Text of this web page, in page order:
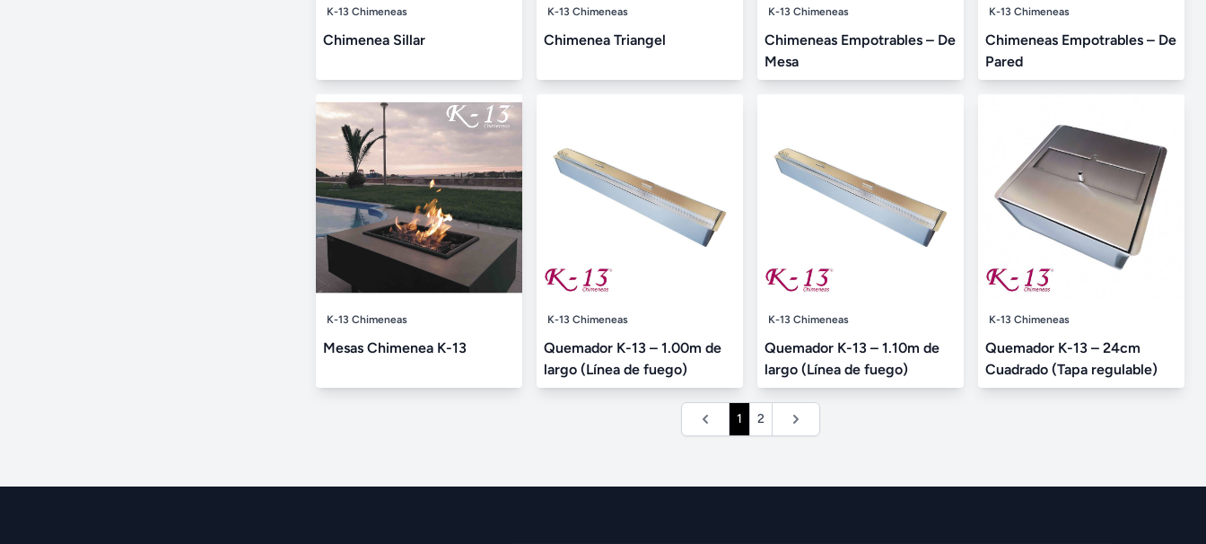
K-13 Chimeneas
Chimenea Sillar
K-13 Chimeneas
Chimenea Triangel
K-13 Chimeneas
Chimeneas Empotrables – De
Mesa
K-13 Chimeneas
Chimeneas Empotrables – De
Pared
K-13 Chimeneas
Mesas Chimenea K-13
K-13 Chimeneas
Quemador K-13 – 1.00m de
largo (Línea de fuego)
K-13 Chimeneas
Quemador K-13 – 1.10m de
largo (Línea de fuego)
K-13 Chimeneas
Quemador K-13 – 24cm
Cuadrado (Tapa regulable)
1 2